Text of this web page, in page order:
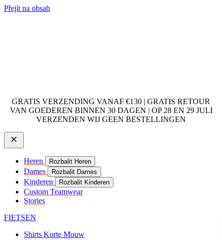
Přejít na obsah
GRATIS VERZENDING VANAF €130 | GRATIS RETOUR
VAN GOEDEREN BINNEN 30 DAGEN | OP 28 EN 29 JULI
VERZENDEN WIJ GEEN BESTELLINGEN
Heren Rozbalit Heren
Dames Rozbalit Dames
Kinderen Rozbalit Kinderen
Custom Teamwear
Stories
FIETSEN
Shirts Korte Mouw